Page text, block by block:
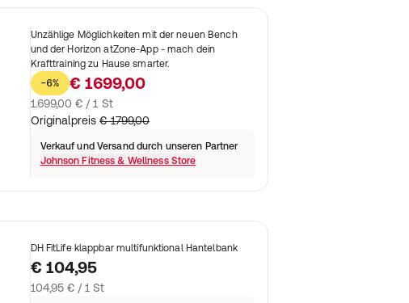
Unzählige Möglichkeiten mit der neuen Bench
und der Horizon atZone-App - mach dein
Krafttraining zu Hause smarter.
-6%
€ 1699,00
1.699,00 € / 1 St
Originalpreis € 1799,00
Verkauf und Versand durch unseren Partner
Johnson Fitness & Wellness Store
DH FitLife klappbar multifunktional Hantelbank
€ 104,95
104,95 € / 1 St